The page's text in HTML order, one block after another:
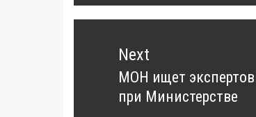
Next
Next
post:
МОН ищет
при Министерстве